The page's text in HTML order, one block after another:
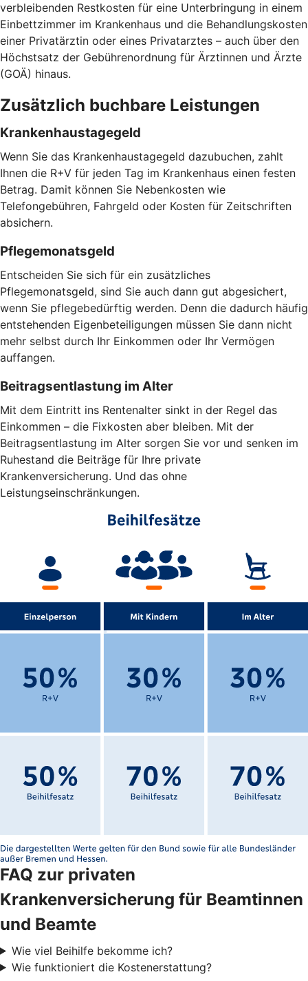
verbleibenden Restkosten für eine Unterbringung in einem
Einbettzimmer im Krankenhaus und die Behandlungskosten
einer Privatärztin oder eines Privatarztes – auch über den
Höchstsatz der Gebührenordnung für Ärztinnen und Ärzte
(GOÄ) hinaus.
Zusätzlich buchbare Leistungen
Krankenhaustagegeld
Wenn Sie das Krankenhaustagegeld dazubuchen, zahlt
Ihnen die R+V für jeden Tag im Krankenhaus einen festen
Betrag. Damit können Sie Nebenkosten wie
Telefongebühren, Fahrgeld oder Kosten für Zeitschriften
absichern.
Pflegemonatsgeld
Entscheiden Sie sich für ein zusätzliches
Pflegemonatsgeld, sind Sie auch dann gut abgesichert,
wenn Sie pflegebedürftig werden. Denn die dadurch häufig
entstehenden Eigenbeteiligungen müssen Sie dann nicht
mehr selbst durch Ihr Einkommen oder Ihr Vermögen
auffangen.
Beitragsentlastung im Alter
Mit dem Eintritt ins Rentenalter sinkt in der Regel das
Einkommen – die Fixkosten aber bleiben. Mit der
Beitragsentlastung im Alter sorgen Sie vor und senken im
Ruhestand die Beiträge für Ihre private
Krankenversicherung. Und das ohne
Leistungseinschränkungen.
FAQ zur privaten
Krankenversicherung für Beamtinnen
und Beamte
Wie viel Beihilfe bekomme ich?
Wie funktioniert die Kostenerstattung?